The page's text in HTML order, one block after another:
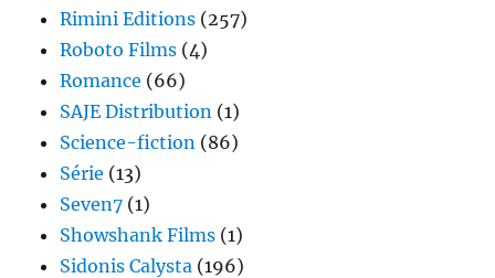
Rimini Editions (257)
Roboto Films (4)
Romance (66)
SAJE Distribution (1)
Science-fiction (86)
Série (13)
Seven7 (1)
Showshank Films (1)
Sidonis Calysta (196)